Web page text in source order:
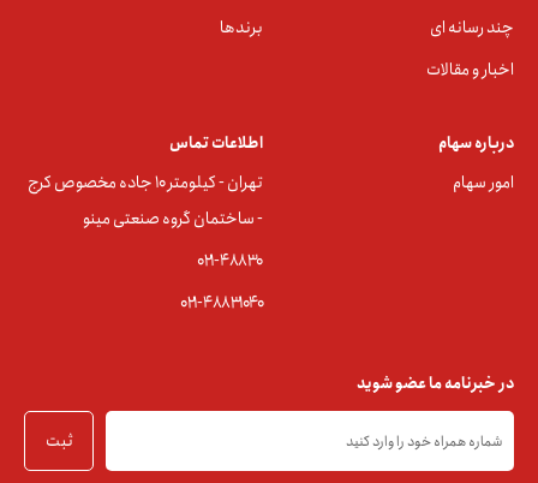
چند رسانه ای
اخبار و مقالات
برندها
درباره سهام
امور سهام
اطلاعات تماس
تهران - کیلومتر ۱۰ جاده مخصوص کرج
- ساختمان گروه صنعتی مینو
۰۲۱-۴۸۸۳0
۰۲۱-۴۸۸۳۱۰۴۰
در خبرنامه ما عضو شوید
ثبت